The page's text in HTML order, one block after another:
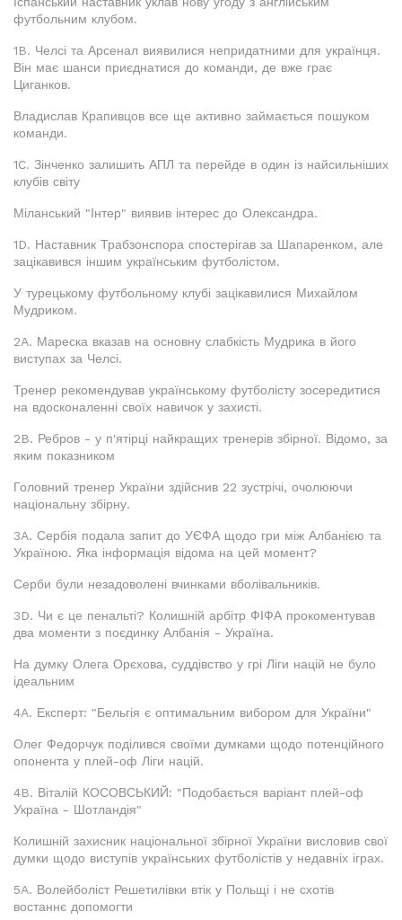
футбольним клубом.
1B. Челсі та Арсенал виявилися непридатними для українця.
Він має шанси приєднатися до команди, де вже грає
Циганков.
Владислав Крапивцов все ще активно займається пошуком
команди.
1C. Зінченко залишить АПЛ та перейде в один із найсильніших
клубів світу
Міланський "Інтер" виявив інтерес до Олександра.
1D. Наставник Трабзонспора спостерігав за Шапаренком, але
зацікавився іншим українським футболістом.
У турецькому футбольному клубі зацікавилися Михайлом
Мудриком.
2A. Мареска вказав на основну слабкість Мудрика в його
виступах за Челсі.
Тренер рекомендував українському футболісту зосередитися
на вдосконаленні своїх навичок у захисті.
2B. Ребров - у п'ятірці найкращих тренерів збірної. Відомо, за
яким показником
Головний тренер України здійснив 22 зустрічі, очолюючи
національну збірну.
3A. Сербія подала запит до УЄФА щодо гри між Албанією та
Україною. Яка інформація відома на цей момент?
Серби були незадоволені вчинками вболівальників.
3D. Чи є це пенальті? Колишній арбітр ФІФА прокоментував
два моменти з поєдинку Албанія - Україна.
На думку Олега Орєхова, суддівство у грі Ліги націй не було
ідеальним
4A. Експерт: "Бельгія є оптимальним вибором для України"
Олег Федорчук поділився своїми думками щодо потенційного
опонента у плей-оф Ліги націй.
4B. Віталій КОСОВСЬКИЙ: "Подобається варіант плей-оф
Україна - Шотландія"
Колишній захисник національної збірної України висловив свої
думки щодо виступів українських футболістів у недавніх іграх.
5A. Волейболіст Решетилівки втік у Польщі і не схотів
востаннє допомогти